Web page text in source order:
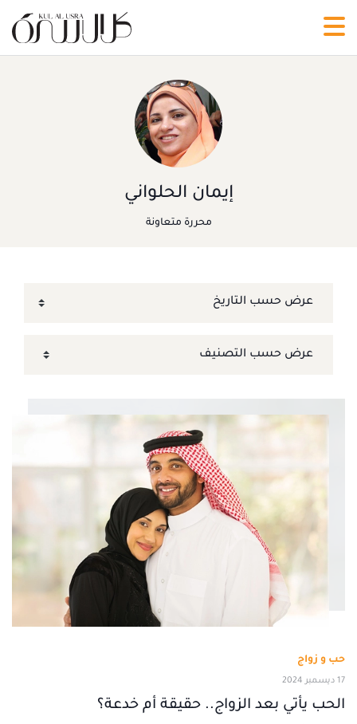
إيمان الحلواني
محررة متعاونة
حب و زواج
17 ديسمبر 2024
الحب يأتي بعد الزواج.. حقيقة أم خدعة؟